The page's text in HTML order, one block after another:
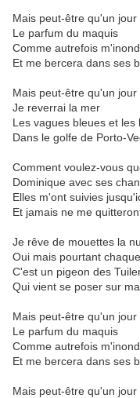
Mais peut-être qu'un jour
Le parfum du maquis
Comme autrefois
Et me bercera dans ses
Mais peut-être qu'un jour
Je reverrai la mer
Les vagues bleues et les
Dans le golfe de Porto-
Comment voulez-vous
Dominique avec ses
Elles m'ont suivies
Et jamais ne me
Je rêve de mouettes la
Oui mais pourtant
C'est un pigeon des
Qui vient se poser sur
Mais peut-être qu'un jour
Le parfum du maquis
Comme autrefois
Et me bercera dans ses
Mais peut-être qu'un jour